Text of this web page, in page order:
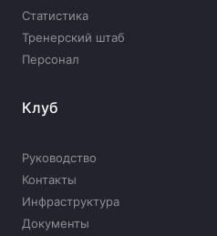
Статистика
Тренерский штаб
Персонал
Клуб
Руководство
Контакты
Инфраструктура
Документы